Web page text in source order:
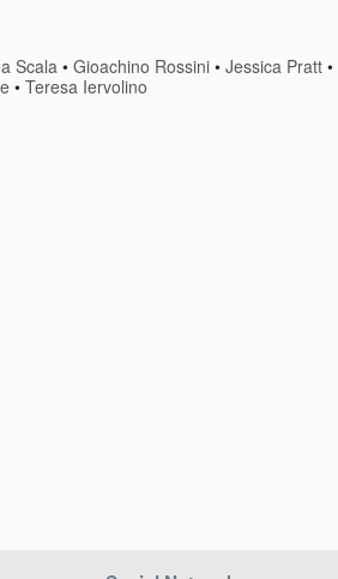
Scala •Gioachino Rossini •Jessica Pratt •
• Teresa Iervolino